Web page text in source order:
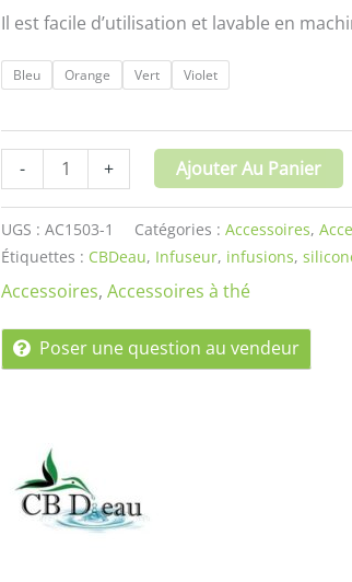
Il est facile d’utilisation et lavable en
Bleu Orange Vert Violet
- + Ajouter Au Panier
UGS : AC1503-1 Catégories : Accessoires,
Étiquettes : CBDeau, Infuseur, infusions,
Accessoires, Accessoires à thé
Poser une question au vendeur